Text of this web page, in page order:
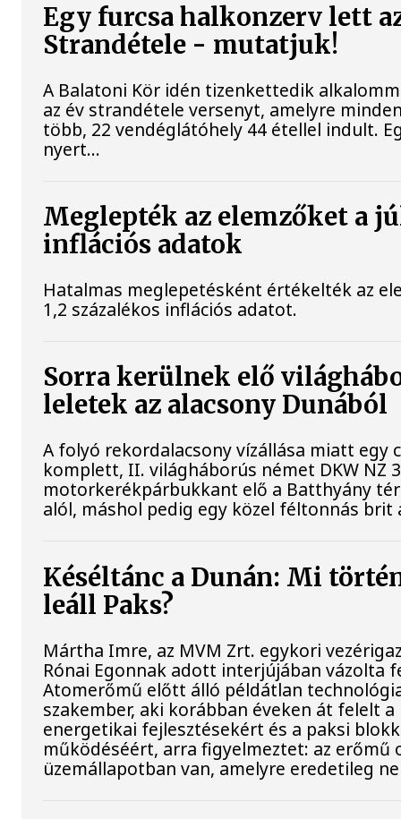
Egy furcsa halkonzerv lett
Strandétele - mutatjuk!
A Balatoni Kör idén tizenkettedik
az év strandétele versenyt, amelyre
több, 22 vendéglátóhely 44 étellel indult.
nyert...
Meglepték az elemzőket a
inflációs adatok
Hatalmas meglepetésként értékelték az
1,2 százalékos inflációs adatot.
Sorra kerülnek elő
leletek az alacsony Dunából
A folyó rekordalacsony vízállása miatt egy
komplett, II. világháborús német DKW NZ
motorkerékpárbukkant elő a Batthyány
alól, máshol pedig egy közel féltonnás brit
Késéltánc a Dunán: Mi
leáll Paks?
Mártha Imre, az MVM Zrt. egykori
Rónai Egonnak adott interjújában vázolta
Atomerőmű előtt álló példátlan
szakember, aki korábban éveken át felelt a
energetikai fejlesztésekért és a paksi
működéséért, arra figyelmeztet: az erőmű
üzemállapotban van, amelyre eredetileg